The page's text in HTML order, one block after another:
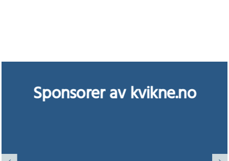
Sponsorer av kvikne.no